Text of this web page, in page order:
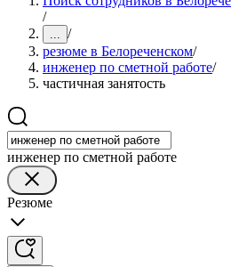
/
... /
резюме в Белореченском/
инженер по сметной работе/
частичная занятость
инженер по сметной работе
Резюме